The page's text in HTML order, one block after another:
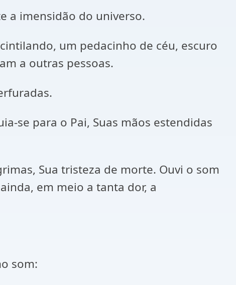
a imensidão do universo.
um pedacinho de céu, escuro
a outras pessoas.
se para o Pai, Suas mãos estendidas
Sua tristeza de morte. Ouvi o som
em meio a tanta dor, a
som: